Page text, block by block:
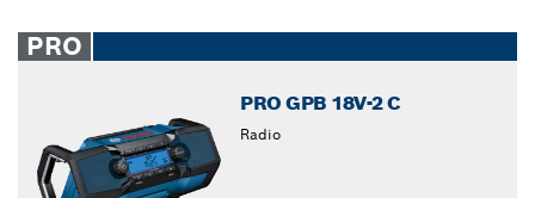
PRO
PRO GPB 18V-2 C
Radio